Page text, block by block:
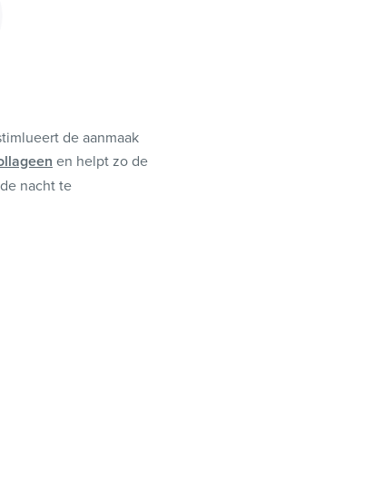
de aanmaak
en helpt zo de
nacht te